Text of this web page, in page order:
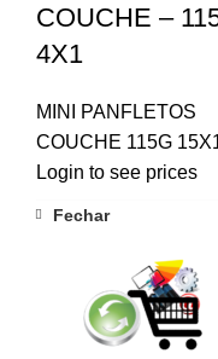
COUCHE –
4X1
MINI PANFLETOS
COUCHE 115G
Login to see prices
Fechar